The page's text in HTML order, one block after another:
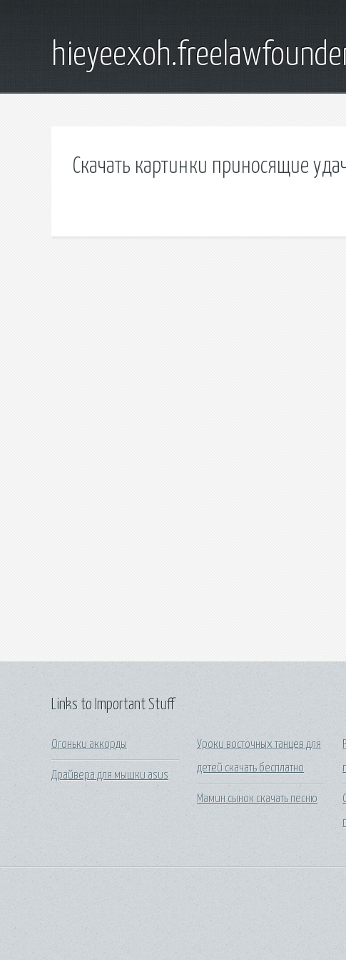
Скачать картинки приносящие
Links to Important Stuff
Огоньки аккорды
Драйвера для мышки asus
Уроки восточных танцев для
детей скачать бесплатно
Мамин сынок скачать песню